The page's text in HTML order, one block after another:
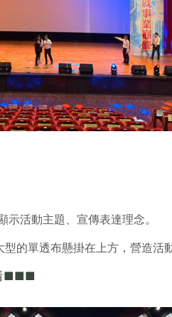
活動主題、宣傳表達理念。
型的單透布懸掛在上方，營造
■■■